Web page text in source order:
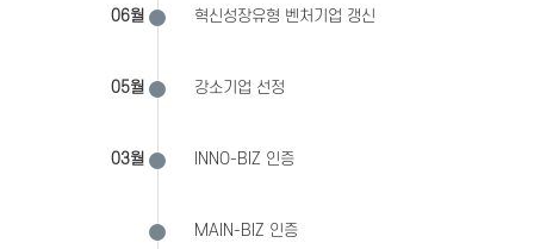
06월 혁신성장유형 벤처기업 갱신
05월 강소기업 선정
03월 INNO-BIZ 인증
MAIN-BIZ 인증